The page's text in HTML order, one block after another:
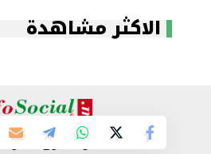
الاكثر مشاهدة
كل الحقوق محفوظة 2024